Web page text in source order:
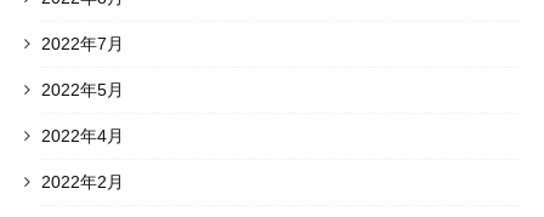
2022年7月
2022年5月
2022年4月
2022年2月